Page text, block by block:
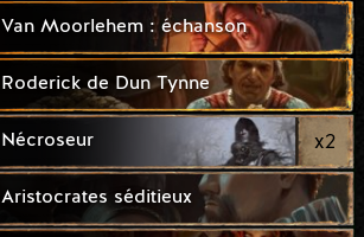
Van Moorlehem : échanson
Roderick de Dun Tynne
Nécroseur x2
Aristocrates séditieux